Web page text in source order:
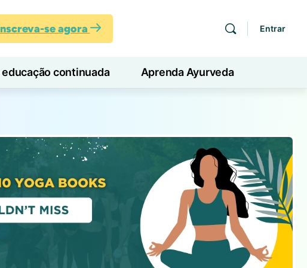
se agora Entrar
continuada Aprenda Ayurveda